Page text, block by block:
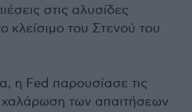
στις αλυσίδες
κλείσιμο του Στενού του
η Fed παρουσίασε τις
χαλάρωση των απαιτήσεων